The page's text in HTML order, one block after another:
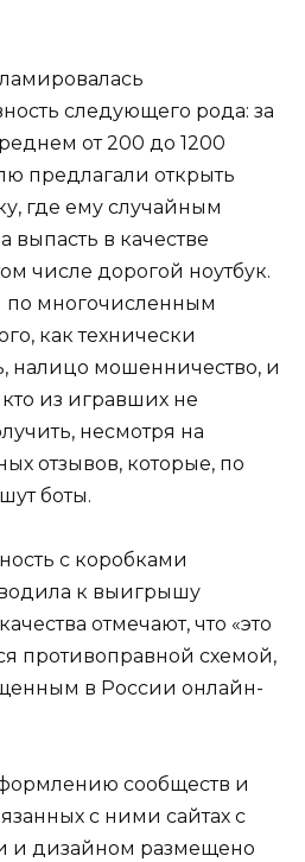
следующего рода: за
от 200 до 1200
предлагали открыть
где ему случайным
выпасть в качестве
числе дорогой ноутбук.
по многочисленным
как технически
налицо мошенничество, и
из игравших не
несмотря на
отзывов, которые, по
боты.
с коробками
к выигрышу
отмечают, что «это
противоправной схемой,
в России онлайн-
сообществ и
с ними сайтах с
и дизайном размещено